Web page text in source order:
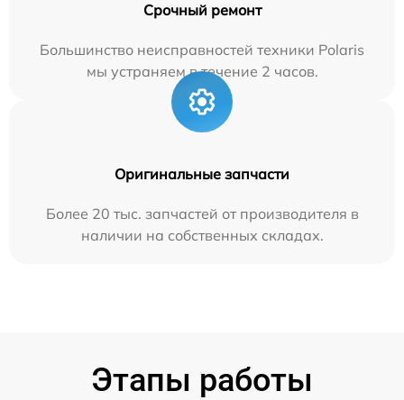
Срочный ремонт
Большинство неисправностей техники Polaris
мы устраняем в течение 2 часов.
Оригинальные запчасти
Более 20 тыс. запчастей от производителя в
наличии на собственных складах.
Этапы работы